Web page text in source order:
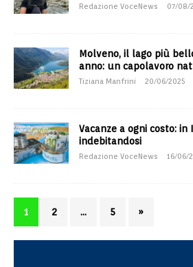
Redazione VoceNews 07/08/
Molveno, il lago più
anno: un capolavoro
Tiziana Manfrini 20/06/2025
Vacanze a ogni costo:
indebitandosi
Redazione VoceNews 16/06/
1 2 … 5 »